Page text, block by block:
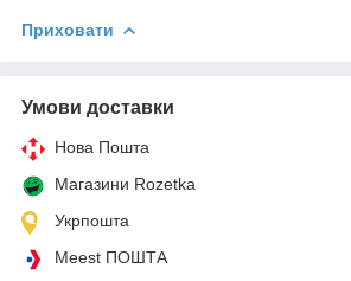
Приховати
Умови доставки
Нова Пошта
Магазини Rozetka
Укрпошта
Meest ПОШТА